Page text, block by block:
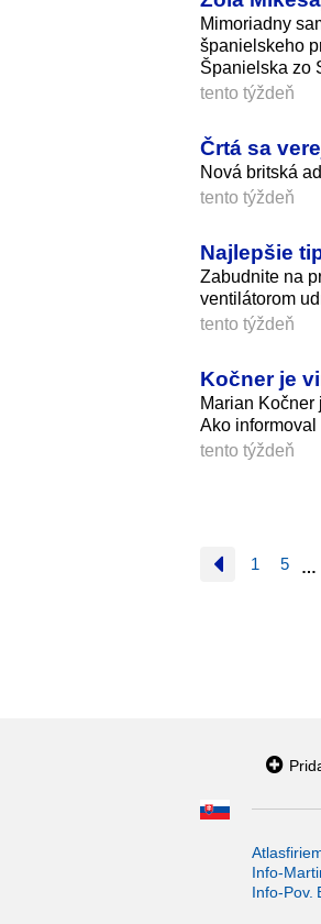
Mimoriadny
španielskeho
Španielska zo
tento týždeň
Črtá sa
Nová britská
tento týždeň
Najlepšie
Zabudnite na
ventilátorom
tento týždeň
Kočner je
Marian
Ako
tento týždeň
1 5 …
Info-
Info-Pov.